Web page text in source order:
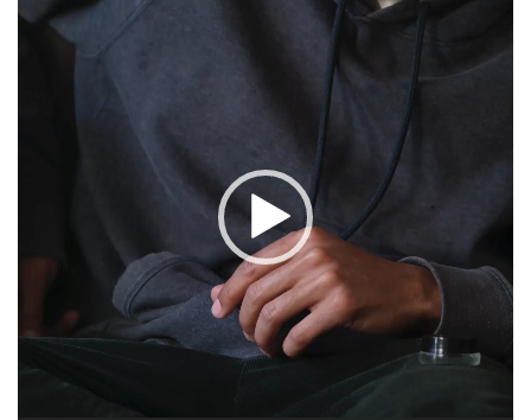
Player